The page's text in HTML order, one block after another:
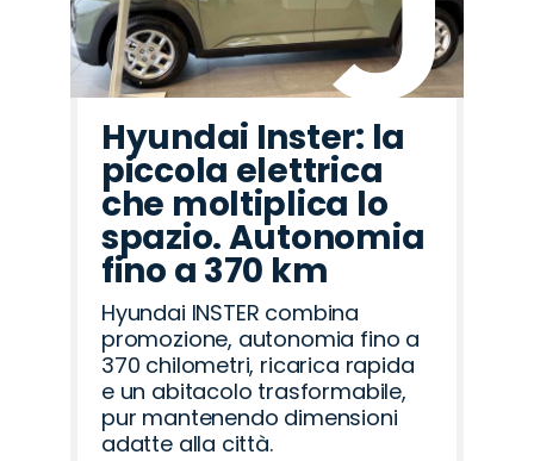
Hyundai Inster: la
piccola elettrica
che moltiplica lo
spazio. Autonomia
fino a 370 km
Hyundai INSTER combina
promozione, autonomia fino a
370 chilometri, ricarica rapida
e un abitacolo trasformabile,
pur mantenendo dimensioni
adatte alla città.